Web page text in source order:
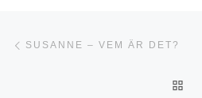
Inläggsnavigering
SUSANNE – VEM ÄR DET?